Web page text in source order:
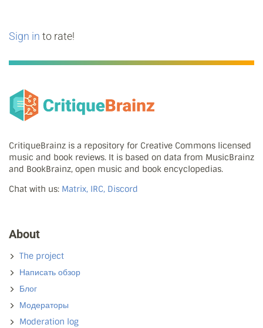
Sign in to rate!
CritiqueBrainz is a repository for Creative Commons licensed
music and book reviews. It is based on data from MusicBrainz
and BookBrainz, open music and book encyclopedias.
Chat with us: Matrix, IRC, Discord
About
The project
Написать обзор
Блог
Модераторы
Moderation log